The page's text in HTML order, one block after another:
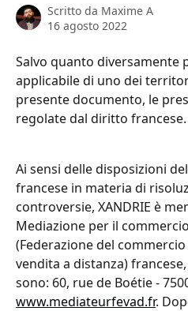
Scritto da Maxime A
16 agosto 2022
Salvo quanto diversamente
applicabile di uno dei
presente documento, le
regolate dal diritto francese.
Ai sensi delle disposizioni
francese in materia di
controversie, XANDRIE è
Mediazione per il
(Federazione del
vendita a distanza)
sono: 60, rue de Boétie -
www.mediateurfevad.fr.